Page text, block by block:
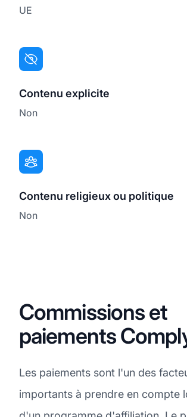
UE
Contenu explicite
Non
Contenu religieux ou politique
Non
Commissions et
paiements
Les paiements sont l'un des
importants à prendre en compte